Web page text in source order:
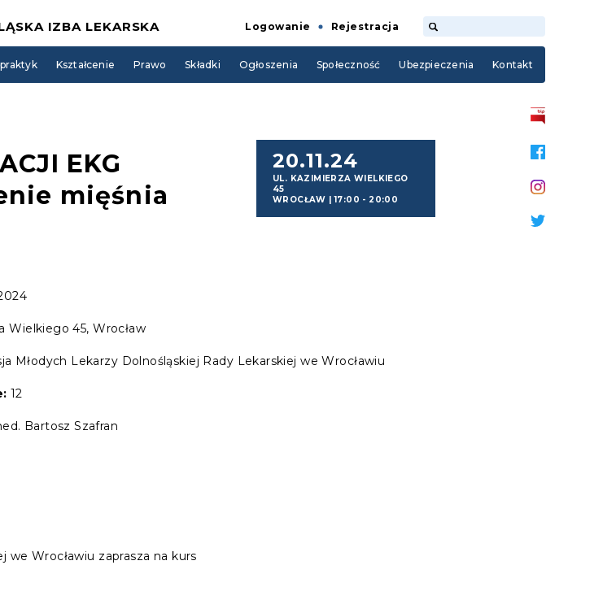
IZBA LEKARSKA Logowanie Rejestracja
Kształcenie Prawo Składki Ogłoszenia Społeczność Ubezpieczenia Kontakt
EKG
mięśnia
20.11.24
UL. KAZIMIERZA WIELKIEGO
45
WROCŁAW | 17:00 - 20:00
Wielkiego 45, Wrocław
Młodych Lekarzy Dolnośląskiej Rady Lekarskiej we Wrocławiu
12
Bartosz Szafran
we Wrocławiu zaprasza na kurs